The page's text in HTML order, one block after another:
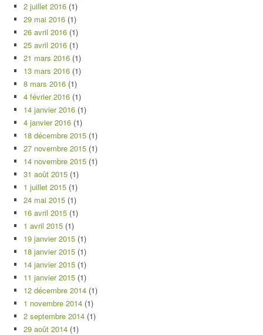
2 juillet 2016 (1)
29 mai 2016 (1)
26 avril 2016 (1)
25 avril 2016 (1)
21 mars 2016 (1)
13 mars 2016 (1)
8 mars 2016 (1)
4 février 2016 (1)
14 janvier 2016 (1)
4 janvier 2016 (1)
18 décembre 2015 (1)
27 novembre 2015 (1)
14 novembre 2015 (1)
31 août 2015 (1)
1 juillet 2015 (1)
24 mai 2015 (1)
16 avril 2015 (1)
1 avril 2015 (1)
19 janvier 2015 (1)
18 janvier 2015 (1)
14 janvier 2015 (1)
11 janvier 2015 (1)
12 décembre 2014 (1)
1 novembre 2014 (1)
2 septembre 2014 (1)
29 août 2014 (1)